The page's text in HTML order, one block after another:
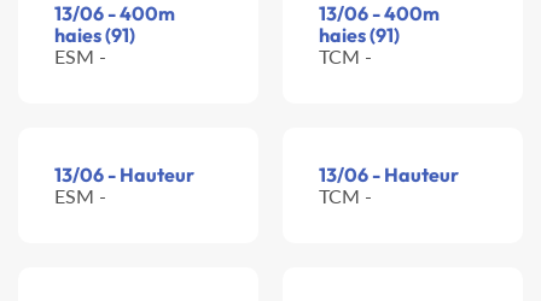
13/06 - 400m
haies (91)
ESM -
13/06 - 400m
haies (91)
TCM -
13/06 - Hauteur
ESM -
13/06 - Hauteur
TCM -